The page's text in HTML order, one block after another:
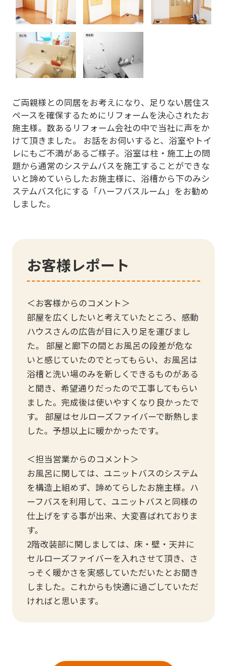
新築の方はこちら
ご両親様との同居をお考えになり、足りない居住ス
ペースを確保するためにリフォームを決心されたお
施主様。数あるリフォーム会社の中で当社に声をか
けて頂きました。 お話をお伺いすると、浴室やトイ
レにもご不満があるご様子。浴室は柱・施工上の問
題から通常のシステムバスを施工することができな
いと諦めていらしたお施主様に、浴槽から下のみシ
ステムバス化にする「ハーフバスルーム」をお勧め
しました。
お客様レポート
＜お客様からのコメント＞
部屋を広くしたいと考えていたところ、感動
ハウスさんの広告が目に入り足を運びまし
た。 部屋と廊下の間とお風呂の段差が危な
いと感じていたのでとってもらい、お風呂は
浴槽と洗い場のみを新しくできるものがある
と聞き、希望通りだったので工事してもらい
ました。完成後は使いやすくなり良かったで
す。 部屋はセルローズファイバーで断熱しま
した。予想以上に暖かかったです。
＜担当営業からのコメント＞
お風呂に関しては、ユニットバスのシステム
を構造上組めず、諦めてらしたお施主様。ハ
ーフバスを利用して、ユニットバスと同様の
仕上げをする事が出来、大変喜ばれておりま
す。
2階改装部に関しましては、床・壁・天井に
セルローズファイバーを入れさせて頂き、さ
っそく暖かさを実感していただいたとお聞き
しました。これからも快適に過ごしていただ
ければと思います。